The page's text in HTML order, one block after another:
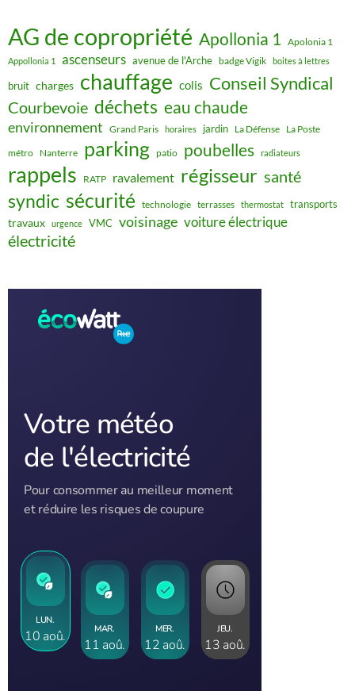
AG de copropriété Apollonia 1 Apolonia 1
Appollonia 1 ascenseurs avenue de l'Arche badge Vigik boites à lettres
bruit charges chauffage colis Conseil Syndical
Courbevoie déchets eau chaude
environnement Grand Paris horaires jardin La Défense La Poste
métro Nanterre parking patio poubelles radiateurs
rappels RATP ravalement régisseur santé
syndic sécurité technologie terrasses thermostat transports
travaux urgence VMC voisinage voiture électrique
électricité